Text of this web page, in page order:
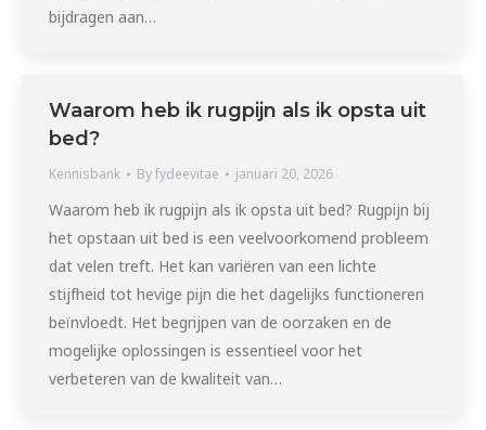
bijdragen aan…
Waarom heb ik rugpijn als ik opsta uit
bed?
Kennisbank Byfydeevitae januari 20, 2026
Waarom heb ik rugpijn als ik opsta uit bed? Rugpijn bij
het opstaan uit bed is een veelvoorkomend probleem
dat velen treft. Het kan variëren van een lichte
stijfheid tot hevige pijn die het dagelijks functioneren
beïnvloedt. Het begrijpen van de oorzaken en de
mogelijke oplossingen is essentieel voor het
verbeteren van de kwaliteit van…